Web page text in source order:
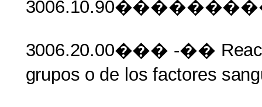
3006.20.00��� -��
grupos o de los factores